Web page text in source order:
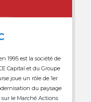
en 1995 est la société de
Capital et du Groupe
joue un rôle de 1er
du paysage
le Marché Actions